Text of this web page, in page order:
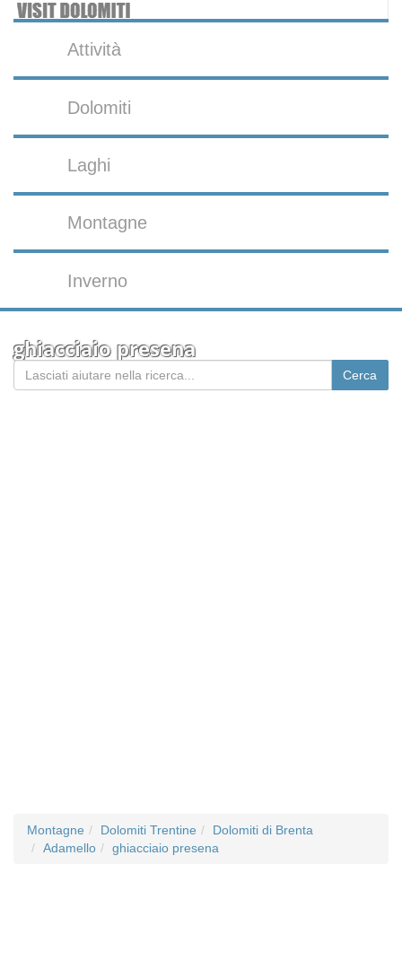
Attività
Dolomiti
Laghi
Montagne
Inverno
ghiacciaio presena
Montagne Dolomiti Trentine
Dolomiti di Brenta
Adamello
ghiacciaio presena